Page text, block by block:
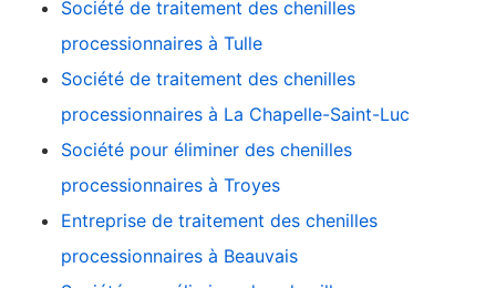
Société de traitement des chenilles
processionnaires à Tulle
Société de traitement des chenilles
processionnaires à La Chapelle-Saint-Luc
Société pour éliminer des chenilles
processionnaires à Troyes
Entreprise de traitement des chenilles
processionnaires à Beauvais